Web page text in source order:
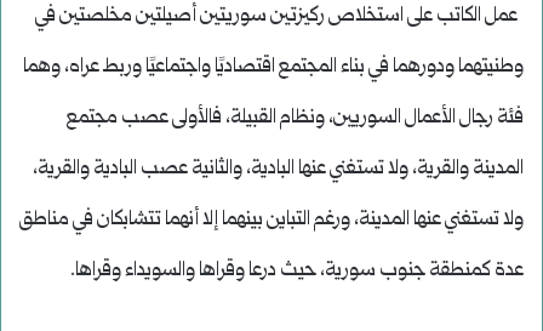
عمل الكاتب على استخلاص ركيزتين سوريتين أصيلتين مخلصتين في
وطنيتهما ودورهما في بناء المجتمع اقتصاديًا واجتماعيًا وربط عراه، وهما
فئة رجال الأعمال السوريين، ونظام القبيلة، فالأولى عصب مجتمع
المدينة والقرية، ولا تستغني عنها البادية، والثانية عصب البادية والقرية،
ولا تستغني عنها المدينة، ورغم التباين بينهما إلا أنهما تتشابكان في مناطق
عدة كمنطقة جنوب سورية، حيث درعا وقراها والسويداء وقراها.